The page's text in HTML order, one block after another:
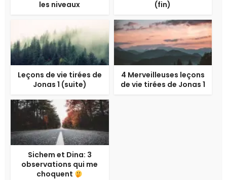
les niveaux
(fin)
Leçons de vie tirées de
Jonas 1 (suite)
4 Merveilleuses leçons
de vie tirées de Jonas 1
Sichem et Dina: 3
observations qui me
choquent